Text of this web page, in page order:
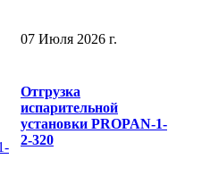
07 Июля 2026 г.
Отгрузка
испарительной
установки PROPAN-1-
2-320